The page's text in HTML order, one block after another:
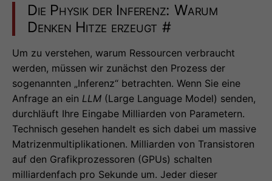
Die Physik der Inferenz: Warum
Denken Hitze erzeugt #
Um zu verstehen, warum Ressourcen verbraucht
werden, müssen wir zunächst den Prozess der
sogenannten „Inferenz“ betrachten. Wenn Sie eine
Anfrage an ein LLM (Large Language Model) senden,
durchläuft Ihre Eingabe Milliarden von Parametern.
Technisch gesehen handelt es sich dabei um massive
Matrizenmultiplikationen. Milliarden von Transistoren
auf den Grafikprozessoren (GPUs) schalten
milliardenfach pro Sekunde um. Jeder dieser